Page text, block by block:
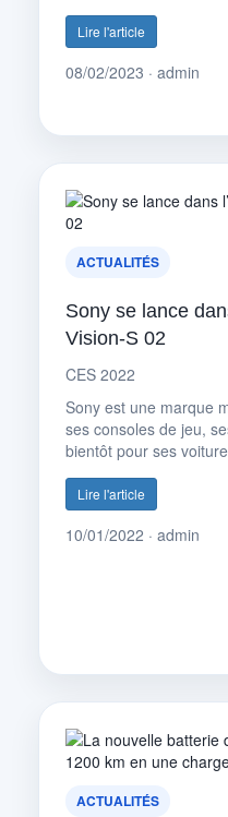
Lire l'article
08/02/2023 · admin
ACTUALITÉS
Sony se lance
Vision-S 02
CES 2022
Sony est une marque
ses consoles de jeu,
bientôt pour ses
Lire l'article
10/01/2022 · admin
ACTUALITÉS